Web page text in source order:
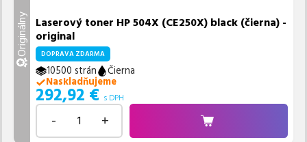
Originálny Laserový toner HP 504X (CE250X) black (čierna) -
original
DOPRAVA ZDARMA
10500 strán
Čierna
Naskladňujeme
292,92 € s DPH
- +